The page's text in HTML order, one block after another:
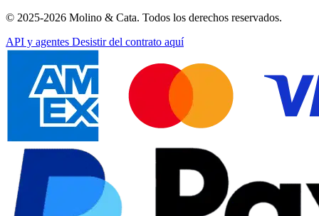
© 2025-2026 Molino & Cata. Todos los derechos reservados.
API y agentes Desistir del contrato aquí